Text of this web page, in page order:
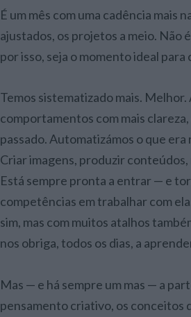
É um mês com uma cadência mais
ajustados, os projetos a meio. Não
por isso, seja o momento ideal
Temos sistematizado mais.
comportamentos com mais
passado. Automatizámos o que
Criar imagens, produzir
Está sempre pronta a entrar — e
competências em trabalhar com
sim, mas com muitos atalhos
nos obriga, todos os dias, a
Mas — e há sempre um mas — a
pensamento criativo, os conceitos